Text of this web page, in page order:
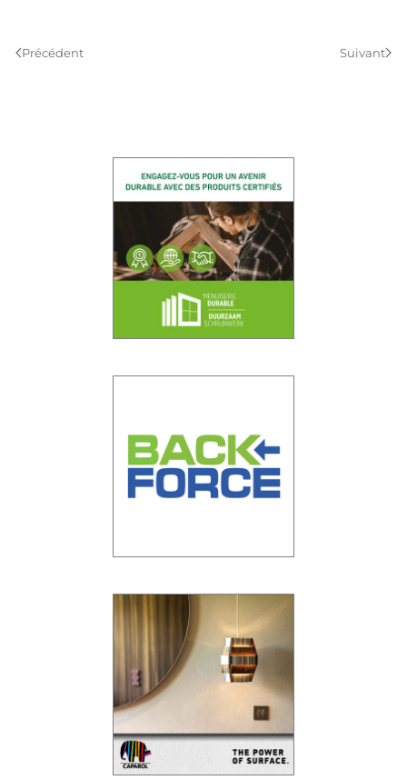
Précédent Suivant